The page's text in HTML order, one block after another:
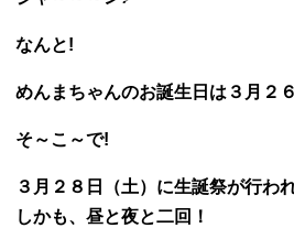
なんと!
めんまちゃんのお誕生日は３月２
そ～こ～で!
３月２８日（土）に生誕祭が行わ
しかも、昼と夜と二回！